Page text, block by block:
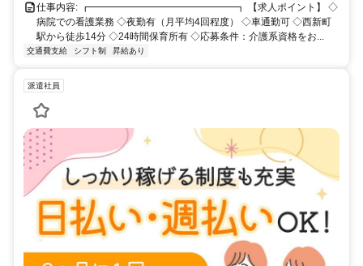
仕事内容: ┏━━━━━━━━━━━━━━━┓ 【求人ポイント】 ◇
病院での看護業務 ◇夜勤有（月平均4回程度） ◇車通勤可 ◇西新町
駅から徒歩14分 ◇24時間保育所有 ◇応募条件：介護系資格をお...
交通費支給 シフト制 昇給あり
派遣社員